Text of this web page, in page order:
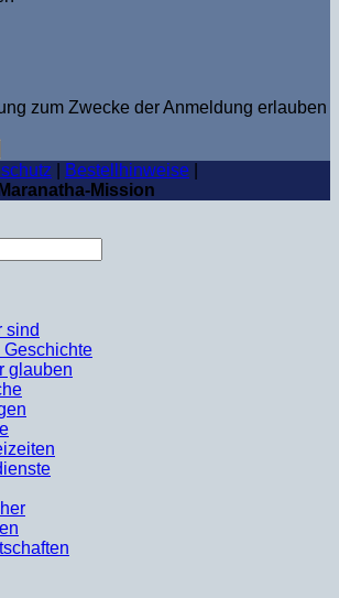
zum Zwecke der Anmeldung erlauben
Bestellhinweise
Maranatha-Mission
sind
Geschichte
glauben